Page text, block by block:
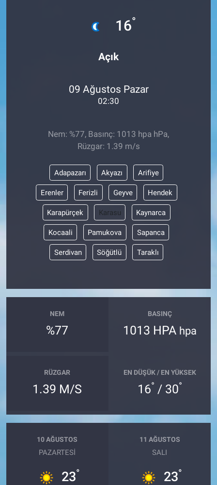
16°
Açık
09 Ağustos Pazar
02:30
Nem: %77, Basınç: 1013 hpa hPa,
Rüzgar: 1.39 m/s
Adapazarı Akyazı Arifiye
Erenler Ferizli Geyve Hendek
Karapürçek Karasu Kaynarca
Kocaali Pamukova Sapanca
Serdivan Söğütlü Taraklı
NEM
%77
BASINÇ
1013 HPA hpa
RÜZGAR
1.39 M/S
EN DÜŞÜK / EN YÜKSEK
16° / 30°
10 AĞUSTOS
PAZARTESI
23°
11 AĞUSTOS
SALI
23°